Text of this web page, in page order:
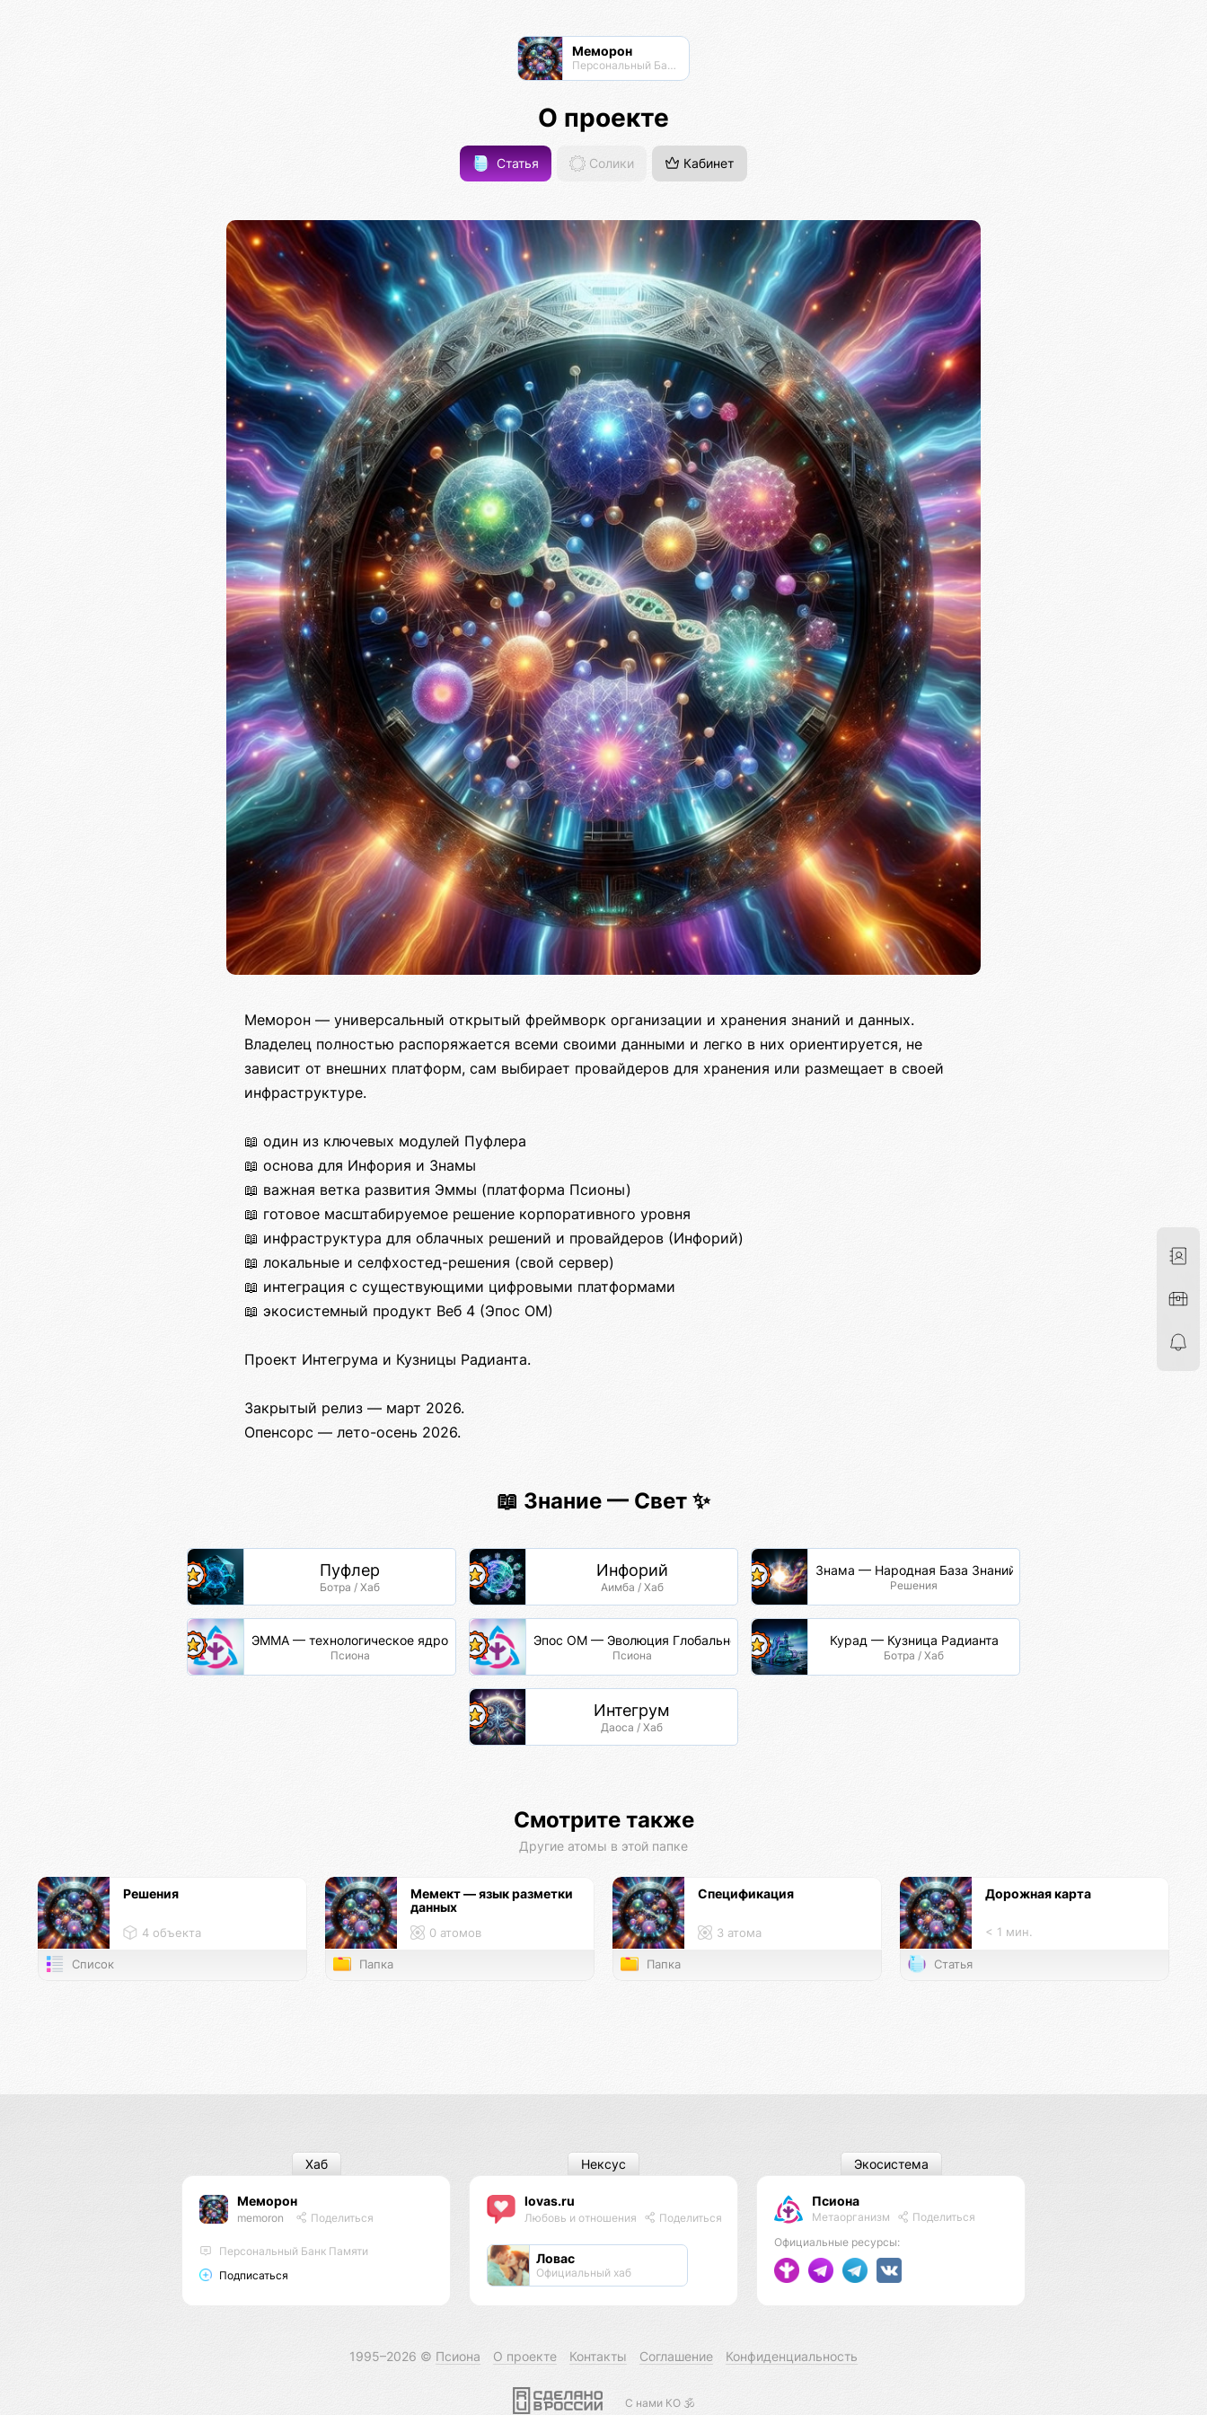
Меморон
Персональный Банк Памяти
О проекте
Статья Солики Кабинет
Меморон — универсальный открытый фреймворк организации и хранения знаний и данных.
Владелец полностью распоряжается всеми своими данными и легко в них ориентируется, не
зависит от внешних платформ, сам выбирает провайдеров для хранения или размещает в своей
инфраструктуре.
📖 один из ключевых модулей Пуфлера
📖 основа для Инфория и Знамы
📖 важная ветка развития Эммы (платформа Псионы)
📖 готовое масштабируемое решение корпоративного уровня
📖 инфраструктура для облачных решений и провайдеров (Инфорий)
📖 локальные и селфхостед-решения (свой сервер)
📖 интеграция с существующими цифровыми платформами
📖 экосистемный продукт Веб 4 (Эпос ОМ)
Проект Интегрума и Кузницы Радианта.
Закрытый релиз — март 2026.
Опенсорс — лето-осень 2026.
📖 Знание — Свет ✨
Пуфлер
Ботра / Хаб
Инфорий
Аимба / Хаб
Знама — Народная База Знаний
Решения
ЭММА — технологическое ядро
Псиона
Эпос ОМ — Эволюция Глобальной Сети
Псиона
Курад — Кузница Радианта
Ботра / Хаб
Интегрум
Даоса / Хаб
Смотрите также
Другие атомы в этой папке
Решения
4 объекта
Список
Мемект — язык разметки
данных
0 атомов
Папка
Спецификация
3 атома
Папка
Дорожная карта
< 1 мин.
Статья
Меморон
memoron Поделиться
Персональный Банк Памяти
Подписаться
Хаб
lovas.ru
Любовь и отношения Поделиться
Ловас
Официальный хаб
Нексус
Псиона
Метаорганизм
Поделиться
Официальные ресурсы:
Экосистема
1995–2026 © Псиона О проекте Контакты Соглашение Конфиденциальность
С нами КО 🕉️